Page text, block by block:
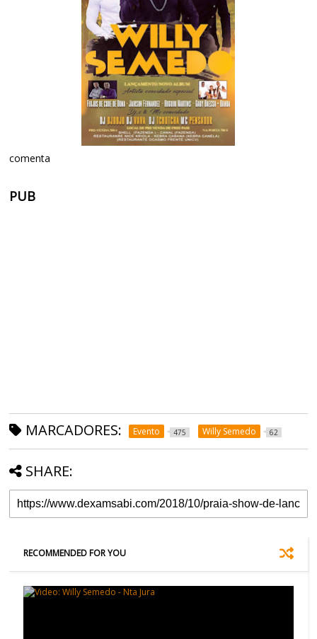
comenta
PUB
MARCADORES: Evento 475 Willy Semedo 62
SHARE:
RECOMMENDED FOR YOU